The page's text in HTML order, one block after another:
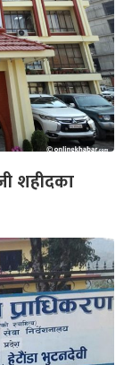
शहीदका